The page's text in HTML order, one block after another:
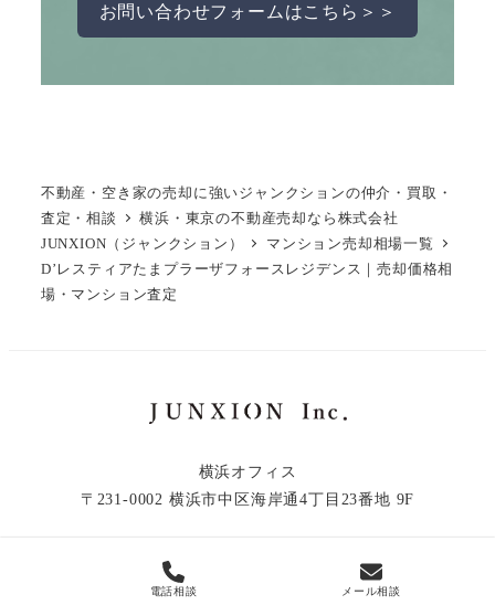
お問い合わせフォームはこちら＞＞
不動産・空き家の売却に強いジャンクションの仲介・買取・
査定・相談
横浜・東京の不動産売却なら株式会社
JUNXION（ジャンクション）
マンション売却相場一覧
D’レスティアたまプラーザフォースレジデンス｜売却価格相
場・マンション査定
横浜オフィス
〒231-0002 横浜市中区海岸通4丁目23番地 9F
© 2019 - 2026 JUNXION Inc.
電話相談 メール相談